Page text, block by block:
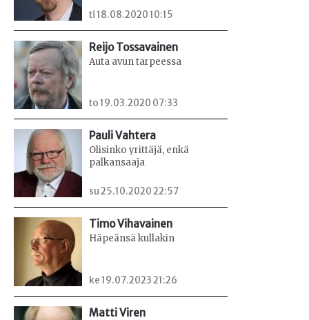
ti 18.08.2020 10:15
Reijo Tossavainen
Auta avun tarpeessa
to 19.03.2020 07:33
Pauli Vahtera
Olisinko yrittäjä, enkä
palkansaaja
su 25.10.2020 22:57
Timo Vihavainen
Häpeänsä kullakin
ke 19.07.2023 21:26
Matti Viren